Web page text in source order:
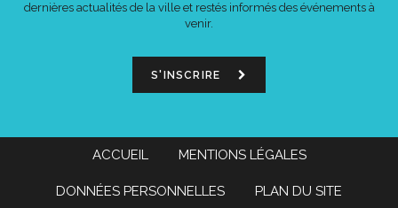
dernières actualités de la ville et restés informés des événements à
venir.
S'INSCRIRE
ACCUEIL MENTIONS LÉGALES
DONNÉES PERSONNELLES PLAN DU SITE